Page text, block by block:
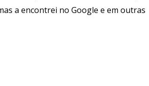
a encontrei no Google e em outras